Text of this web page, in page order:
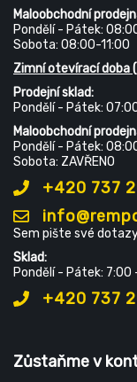
Maloobchodní
Pondělí - Pátek:
Sobota: 08:00-11:00
Zimní otevírací doba
Prodejní sklad:
Pondělí - Pátek:
Maloobchodní
Pondělí - Pátek:
Sobota: ZAVŘENO
+420 737
Sem pište své
Sklad:
Pondělí - Pátek: 7:00
+420 737
Zůstaňme v